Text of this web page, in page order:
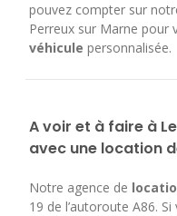
pouvez compter sur
Perreux sur Marne pour
véhicule personnalisée.
A voir et à faire à
avec une location
Notre agence de
19 de l’autoroute A86.